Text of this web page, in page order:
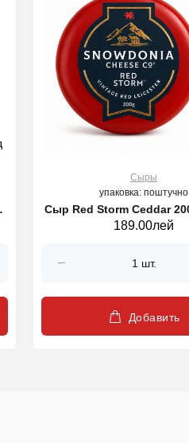
Сыры
упаковка: поштучно
189.00лей
Добавить